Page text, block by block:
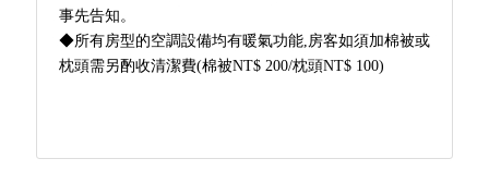
事先告知。
◆所有房型的空調設備均有暖氣功能,房客如須加棉被或
枕頭需另酌收清潔費(棉被NT$ 200/枕頭NT$ 100)